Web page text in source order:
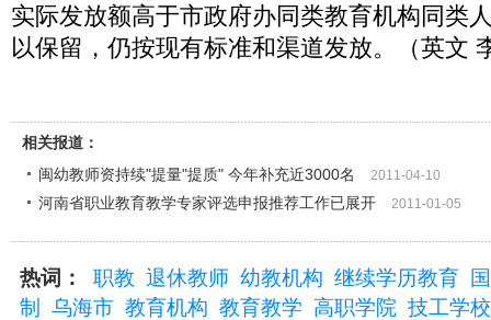
实际发放额高于市政府办同类教育机构同类
以保留，仍按现有标准和渠道发放。（英文
相关报道：
闽幼教师资持续"提量"提质" 今年补充近3000名
2011-04-10
河南省职业教育教学专家评选申报推荐工作已展开 2011-01-05
热词： 职教 退休教师 幼教机构 继续学历教育
制
乌海市 教育机构 教育教学 高职学院 技工学校